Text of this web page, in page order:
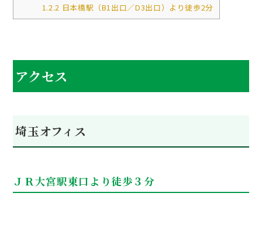
1.2.2 日本橋駅（B1出口／D3出口）より徒歩2分
アクセス
埼玉オフィス
ＪＲ大宮駅東口より徒歩３分